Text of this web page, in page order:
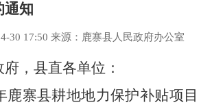
通知
30 17:50 来源：鹿寨县人民政府办公室
，县直各单位：
鹿寨县耕地地力保护补贴项目